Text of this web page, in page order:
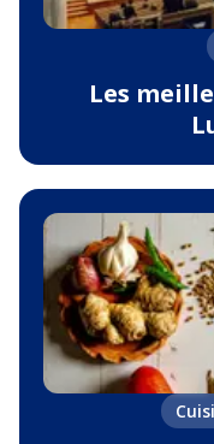
Les